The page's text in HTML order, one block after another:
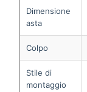
Dimensione
asta
Colpo
Stile di
montaggio